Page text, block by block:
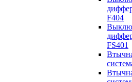
F404
FS401